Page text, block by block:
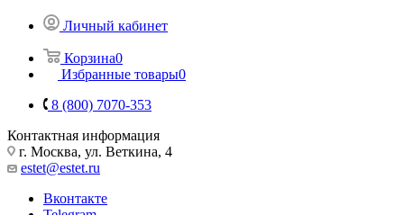
Личный кабинет
Корзина0
Избранные товары0
8 (800) 7070-353
Контактная информация
г. Москва, ул. Веткина, 4
estet@estet.ru
Вконтакте